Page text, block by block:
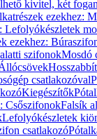
kivitel, két
ezekhez:
Lefolyókészletek
ezekhez:
szifonokMosdó
csatlakozóval
Kiegészítők
CsőszifonokFalsík
Lefolyókészletek
csatlakozó